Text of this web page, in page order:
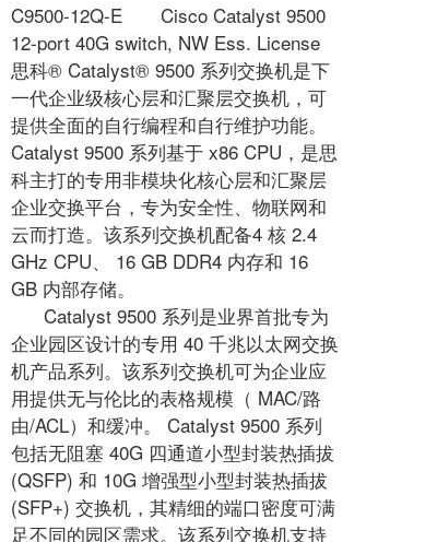
C9500-12Q-E Cisco Catalyst 9500
12-port 40G switch, NW Ess. License
思科® Catalyst® 9500 系列交换机是下
一代企业级核心层和汇聚层交换机，可
提供全面的自行编程和自行维护功能。
Catalyst 9500 系列基于 x86 CPU，是思
科主打的专用非模块化核心层和汇聚层
企业交换平台，专为安全性、物联网和
云而打造。该系列交换机配备4 核 2.4
GHz CPU、 16 GB DDR4 内存和 16
GB 内部存储。
Catalyst 9500 系列是业界首批专为
企业园区设计的专用 40 千兆以太网交换
机产品系列。该系列交换机可为企业应
用提供无与伦比的表格规模（ MAC/路
由/ACL）和缓冲。 Catalyst 9500 系列
包括无阻塞 40G 四通道小型封装热插拔
(QSFP) 和 10G 增强型小型封装热插拔
(SFP+) 交换机，其精细的端口密度可满
足不同的园区需求。该系列交换机支持